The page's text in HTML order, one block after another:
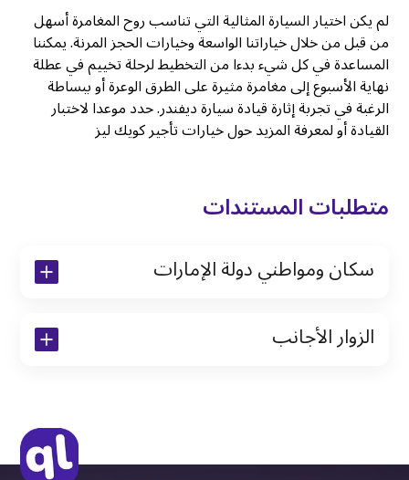
لم يكن اختيار السيارة المثالية التي تناسب روح المغامرة أسهل
من قبل من خلال خياراتنا الواسعة وخيارات الحجز المرنة. يمكننا
المساعدة في كل شيء بدءا من التخطيط لرحلة تخييم في عطلة
نهاية الأسبوع إلى مغامرة مثيرة على الطرق الوعرة أو ببساطة
الرغبة في تجربة إثارة قيادة سيارة ديفندر. حدد موعدا لاختبار
القيادة أو لمعرفة المزيد حول خيارات تأجير كويك ليز
متطلبات المستندات
سكان ومواطني دولة الإمارات
نسخة من تأشيرة الاقامة
الزوار الأجانب